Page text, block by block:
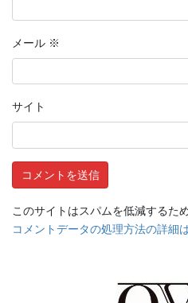
メール ※
サイト
このサイトはスパムを低減するた
コメントデータの処理方法の詳細